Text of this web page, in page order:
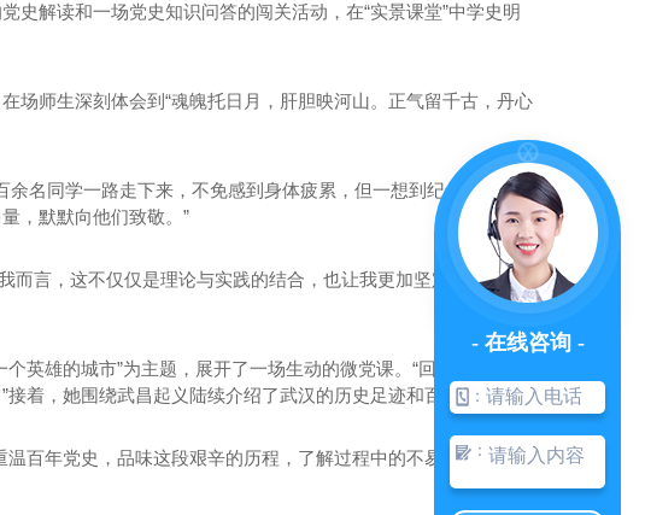
解读和一场党史知识问答的闯关活动，在“实景课堂”中学史明
场师生深刻体会到“魂魄托日月，肝胆映河山。正气留千古，丹心
名同学一路走下来，不免感到身体疲累，但一想到纪念馆中陈列
，默默向他们致敬。”
而言，这不仅仅是理论与实践的结合，也让我更加坚定了入党的
英雄的城市”为主题，展开了一场生动的微党课。“回顾武汉的近
着，她围绕武昌起义陆续介绍了武汉的历史足迹和百年党史。
百年党史，品味这段艰辛的历程，了解过程中的不易。”人文学
- 在线咨询 -
：
：